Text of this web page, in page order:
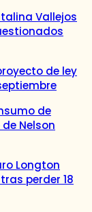
Vallejos
de ley
de
Nelson
Longton
perder 18